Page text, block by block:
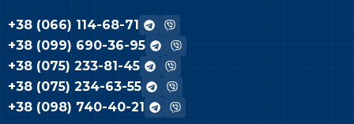
+38 (066) 114-68-71
+38 (099) 690-36-95
+38 (075) 233-81-45
+38 (075) 234-63-55
+38 (098) 740-40-21